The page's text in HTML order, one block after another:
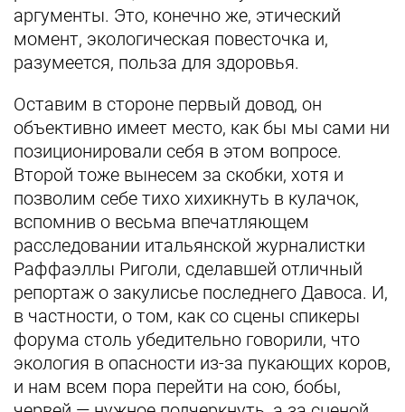
аргументы. Это, конечно же, этический
момент, экологическая повесточка и,
разумеется, польза для здоровья.
Оставим в стороне первый довод, он
объективно имеет место, как бы мы сами ни
позиционировали себя в этом вопросе.
Второй тоже вынесем за скобки, хотя и
позволим себе тихо хихикнуть в кулачок,
вспомнив о весьма впечатляющем
расследовании итальянской журналистки
Раффаэллы Риголи, сделавшей отличный
репортаж о закулисье последнего Давоса. И,
в частности, о том, как со сцены спикеры
форума столь убедительно говорили, что
экология в опасности из-за пукающих коров,
и нам всем пора перейти на сою, бобы,